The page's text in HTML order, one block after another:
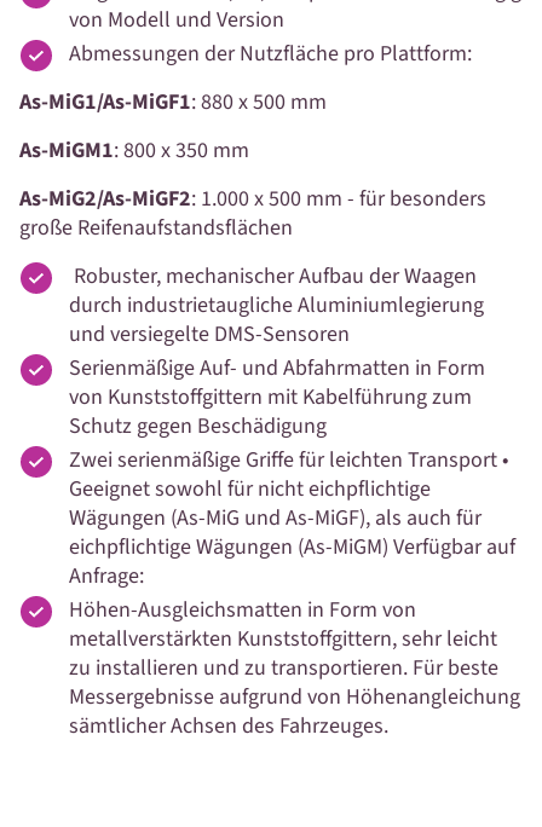
von Modell und Version
Abmessungen der Nutzfläche pro Plattform:
As-MiG1/As-MiGF1: 880 x 500 mm
As-MiGM1: 800 x 350 mm
As-MiG2/As-MiGF2: 1.000 x 500 mm - für besonders
große Reifenaufstandsflächen
Robuster, mechanischer Aufbau der Waagen
durch industrietaugliche Aluminiumlegierung
und versiegelte DMS-Sensoren
Serienmäßige Auf- und Abfahrmatten in Form
von Kunststoffgittern mit Kabelführung zum
Schutz gegen Beschädigung
Zwei serienmäßige Griffe für leichten Transport •
Geeignet sowohl für nicht eichpflichtige
Wägungen (As-MiG und As-MiGF), als auch für
eichpflichtige Wägungen (As-MiGM) Verfügbar auf
Anfrage:
Höhen-Ausgleichsmatten in Form von
metallverstärkten Kunststoffgittern, sehr leicht
zu installieren und zu transportieren. Für beste
Messergebnisse aufgrund von Höhenangleichung
sämtlicher Achsen des Fahrzeuges.